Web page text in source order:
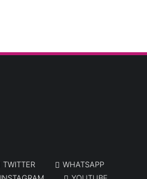
TWITTER
WHATSAPP